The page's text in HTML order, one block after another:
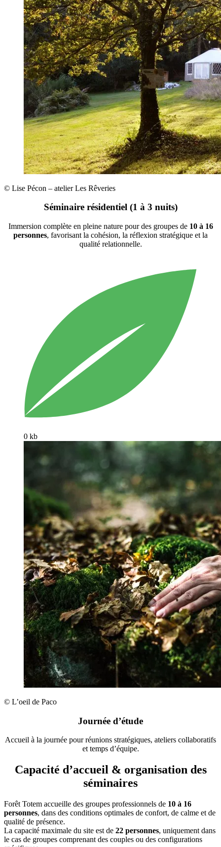
© Lise Pécon – atelier Les Rêveries
Séminaire résidentiel (1 à 3 nuits)
Immersion complète en pleine nature pour des groupes de 10 à 16
personnes, favorisant la cohésion, la réflexion stratégique et la
qualité relationnelle.
0 kb
© L’oeil de Paco
Journée d’étude
Accueil à la journée pour réunions stratégiques, ateliers collaboratifs
et temps d’équipe.
Capacité d’accueil & organisation des
séminaires
Forêt Totem accueille des groupes professionnels de 10 à 16
personnes, dans des conditions optimales de confort, de calme et de
qualité de présence.
La capacité maximale du site est de 22 personnes, uniquement dans
le cas de groupes comprenant des couples ou des configurations